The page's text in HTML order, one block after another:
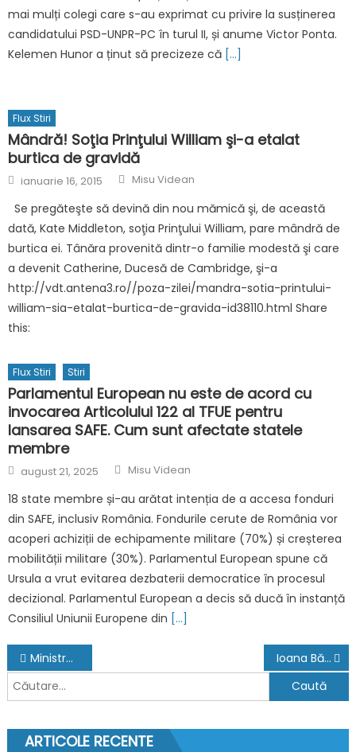
mai mulți colegi care s-au exprimat cu privire la susținerea
candidatului PSD-UNPR-PC în turul II, și anume Victor Ponta.
Kelemen Hunor a ținut să precizeze că […]
Flux Stiri
Mândră! Soţia Prinţului William şi-a etalat
burtica de gravidă
Posted
on
ianuarie 16, 2015 Author
Misu Videan
Se pregăteşte să devină din nou mămică şi, de această
dată, Kate Middleton, soţia Prinţului William, pare mândră de
burtica ei. Tânăra provenită dintr-o familie modestă şi care
a devenit Catherine, Ducesă de Cambridge, şi-a
http://vdt.antena3.ro//poza-zilei/mandra-sotia-printului-
william-sia-etalat-burtica-de-gravida-id38110.html Share
this:
Flux Stiri Stiri
Parlamentul European nu este de acord cu
invocarea Articolului 122 al TFUE pentru
lansarea SAFE. Cum sunt afectate statele
membre
Posted
on
august 21, 2025 Author
Misu Videan
18 state membre și-au arătat intenția de a accesa fonduri
din SAFE, inclusiv România. Fondurile cerute de România vor
acoperi achiziții de echipamente militare (70%) și creșterea
mobilității militare (30%). Parlamentul European spune că
Ursula a vrut evitarea dezbaterii democratice în procesul
decizional. Parlamentul European a decis să ducă în instanță
Consiliul Uniunii Europene din […]
Navigare
în
articole
Ministrul Justiţiei, Robert Cazanciuc: Închisoarea nu e hotel
Ioana Băsescu are terenul de la Nana sub sechestru. Fiica fostului preşedinte urmează să fie AUDIATĂ
Caută
după:
ARTICOLE RECENTE